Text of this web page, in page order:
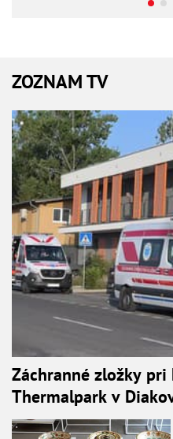
ZOZNAM TV
Záchranné zložky pri
Thermalpark v